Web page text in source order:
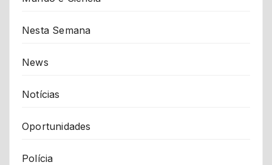
Nesta Semana
News
Notícias
Oportunidades
Polícia